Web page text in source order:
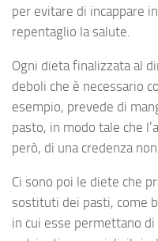
per evitare di incappare
repentaglio la salute.
Ogni dieta finalizzata al
deboli che è necessario
esempio, prevede di
pasto, in modo tale che
però, di una credenza
Ci sono poi le diete che
sostituti dei pasti, come
in cui esse permettano